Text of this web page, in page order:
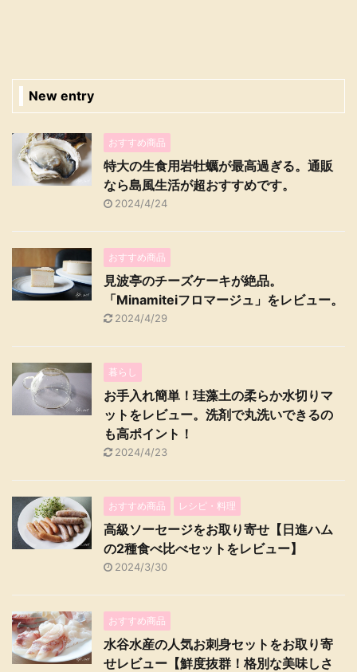
New entry
おすすめ商品
特大の生食用岩牡蠣が最高過ぎる。通販
なら島風生活が超おすすめです。
2024/4/24
おすすめ商品
見波亭のチーズケーキが絶品。
「Minamiteiフロマージュ」をレビュー。
2024/4/29
暮らし
お手入れ簡単！珪藻土の柔らか水切りマ
ットをレビュー。洗剤で丸洗いできるの
も高ポイント！
2024/4/23
おすすめ商品 レシピ・料理
高級ソーセージをお取り寄せ【日進ハム
の2種食べ比べセットをレビュー】
2024/3/30
おすすめ商品
水谷水産の人気お刺身セットをお取り寄
せレビュー【鮮度抜群！格別な美味しさ